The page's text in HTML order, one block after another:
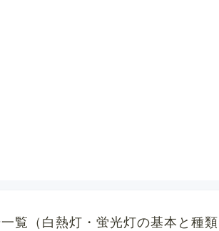
覧（白熱灯・蛍光灯の基本と種